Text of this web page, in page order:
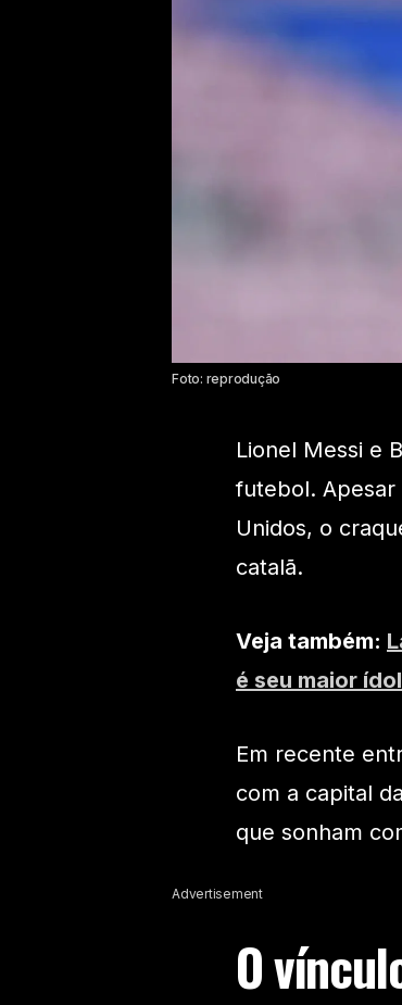
Foto: reprodução
Lionel Messi e
futebol. Apesar
Unidos, o
catalã.
Veja também:
é seu maior
Em recente
com a capital
que sonham
Advertisement
O